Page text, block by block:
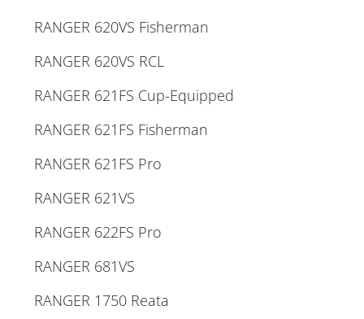
RANGER 620VS Fisherman
RANGER 620VS RCL
RANGER 621FS Cup-Equipped
RANGER 621FS Fisherman
RANGER 621FS Pro
RANGER 621VS
RANGER 622FS Pro
RANGER 681VS
RANGER 1750 Reata